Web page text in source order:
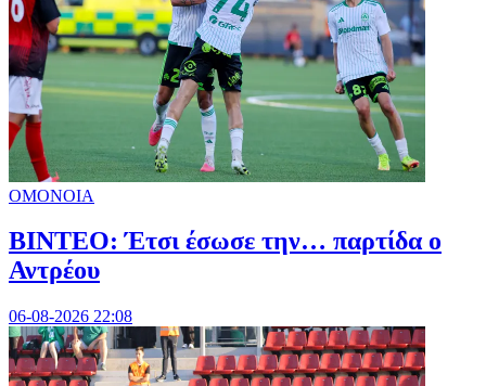
ΟΜΟΝΟΙΑ
ΒΙΝΤΕΟ: Έτσι έσωσε την… παρτίδα ο
Αντρέου
06-08-2026 22:08